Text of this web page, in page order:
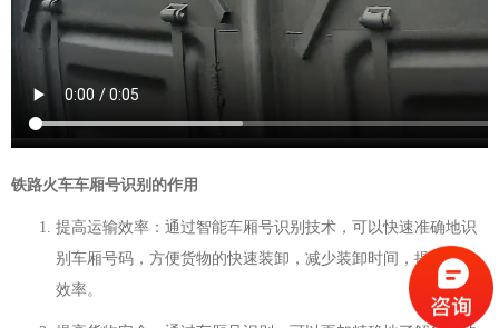
铁路火车车厢号识别的作用
提高运输效率：通过智能车厢号识别技术，可以快速准确地识
别车厢号码，方便货物的快速装卸，减少装卸时间，提高运输
效率。